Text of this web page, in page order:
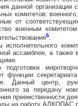
данной организации
комитетов:
от
военным
5.
исполнительного
ассамблее, а также
подготовки
функции
Данный центр,
за передачу
преемственности
на работу АЛКОПАС